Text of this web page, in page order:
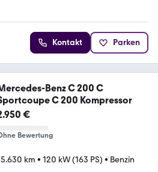
Kontakt Parken
Benz C 200 C
C 200 Kompressor
€
Bewertung
km • 120 kW (163 PS) • Benzin